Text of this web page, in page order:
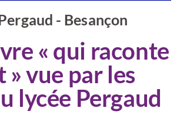
- Besançon
« qui raconte
» vue par les
lycée Pergaud